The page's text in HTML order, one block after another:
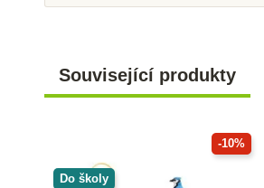
Související produkty
-10%
Do školy